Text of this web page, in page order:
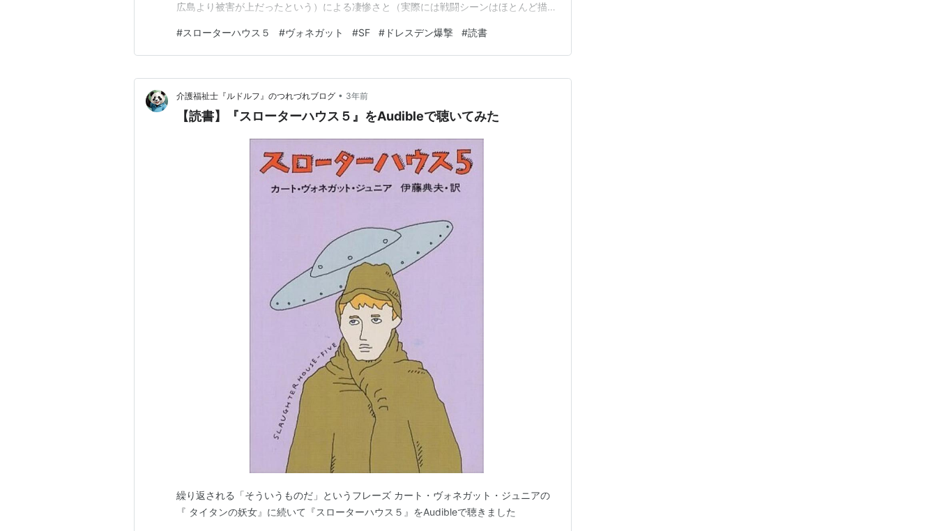
広島より被害が上だったという）による凄惨さと（実際には戦闘シーンはほとんど描か
順でない記述、トラルファマドール星人による主人公のトラルファマドール星への誘
拐、といった要素が闇鍋のようになっていて、読むのに…
#スローターハウス５ #ヴォネガット #SF # ドレスデン爆撃 #読書
介護福祉士『ルドルフ』のつれづれブログ • 3年前
【読書】『スローターハウス５』をAudibleで聴いてみた
繰り返される「そういうものだ」というフレーズ カート・ヴォネガット・ジュニアの
『 タイタンの妖女』に続いて『スローターハウス５』をAudibleで聴きました